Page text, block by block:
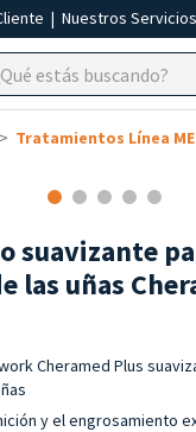
| Nuestros Servicios
Tratamientos Línea
suavizante
las uñas
Cheramed Plus
y el engrosamiento